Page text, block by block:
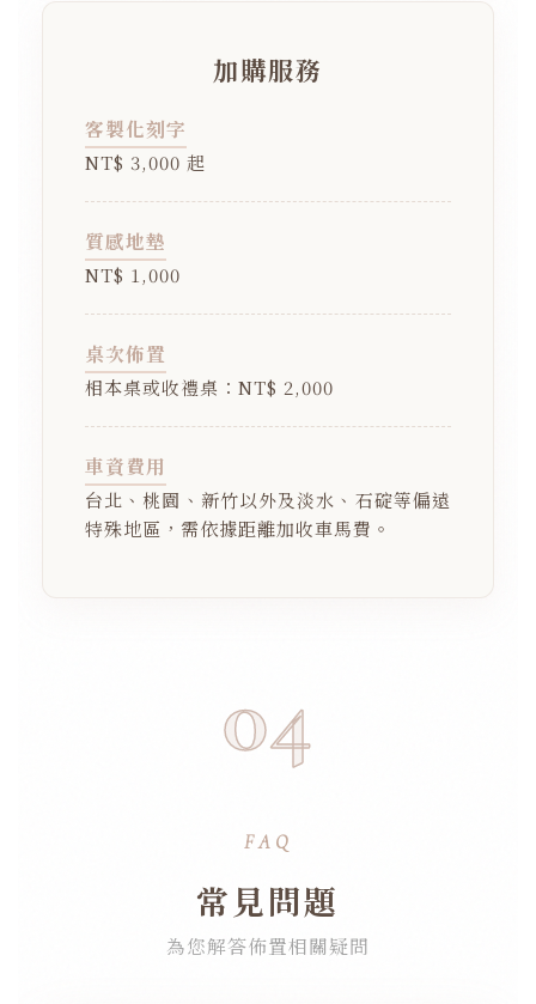
加購服務
客製化刻字
NT$ 3,000 起
質感地墊
NT$ 1,000
桌次佈置
相本桌或收禮桌：NT$ 2,000
車資費用
台北、桃園、新竹以外及淡水、石碇等偏遠
特殊地區，需依據距離加收車馬費。
04
FAQ
常見問題
為您解答佈置相關疑問